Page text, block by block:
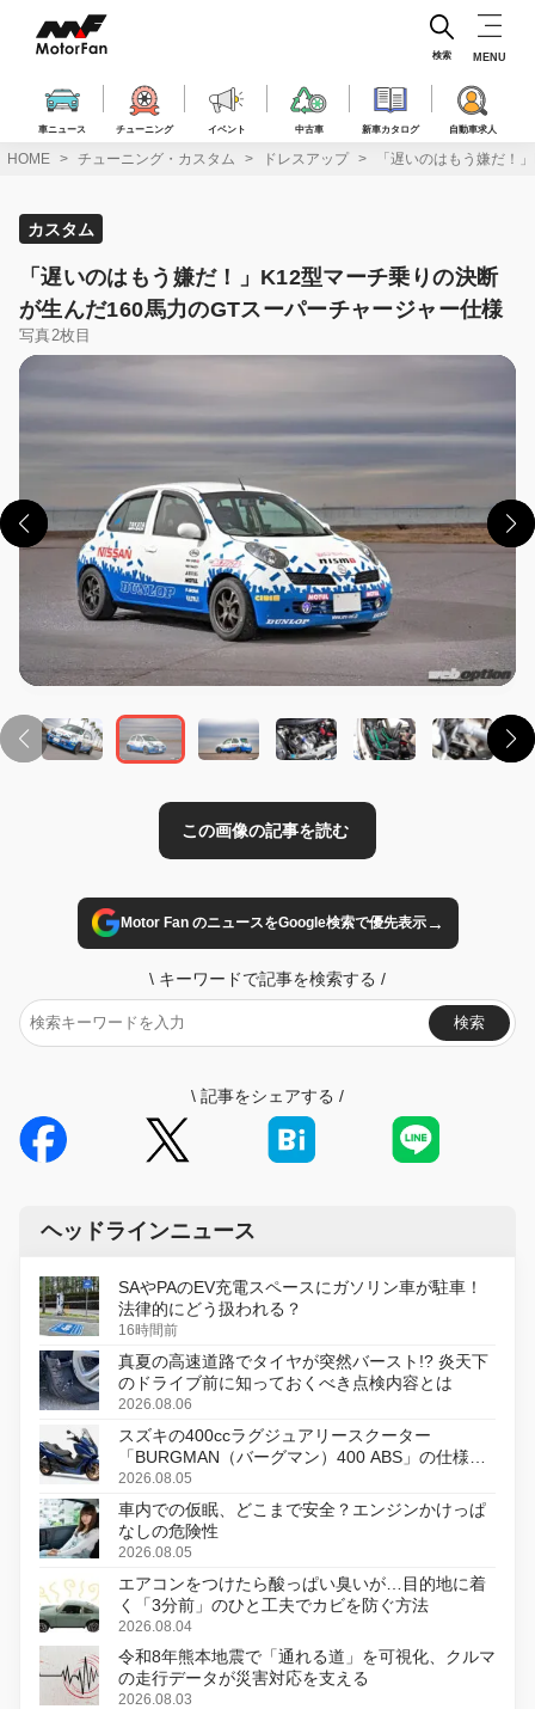
ス
車ニュース チューニング イベント 中古車 新車カタログ 自動車求人
検索 MENU
HOME チューニング・カスタム ドレスアップ 「遅いのはもう嫌だ！
カスタム
「遅いのはもう嫌だ！」K12型マーチ乗りの決断
が生んだ160馬力のGTスーパーチャージャー仕様
写真2枚目
Motor Fan のニュースをGoogle検索で優先表示→
\ キーワードで記事を検索する /
検索
\ 記事をシェアする /
ヘッドラインニュース
SAやPAのEV充電スペースにガソリン車が駐車！
法律的にどう扱われる？
16時間前
真夏の高速道路でタイヤが突然バースト!? 炎天下
のドライブ前に知っておくべき点検内容とは
2026.08.06
スズキの400ccラグジュアリースクーター
「BURGMAN（バーグマン）400 ABS」の仕様を
変更し、8月18日に発売
2026.08.05
車内での仮眠、どこまで安全？エンジンかけっぱ
なしの危険性
2026.08.05
エアコンをつけたら酸っぱい臭いが…目的地に着
く「3分前」のひと工夫でカビを防ぐ方法
2026.08.04
令和8年熊本地震で「通れる道」を可視化、クルマ
の走行データが災害対応を支える
2026.08.03